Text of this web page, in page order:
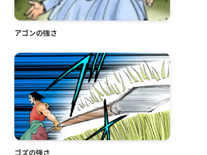
アゴンの強さ
ゴズの強さ